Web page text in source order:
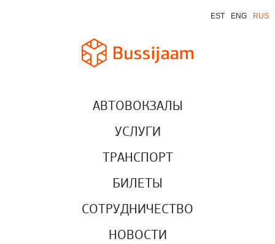
EST ENG RUS
АВТОВОКЗАЛЫ
УСЛУГИ
ТРАНСПОРТ
БИЛЕТЫ
СОТРУДНИЧЕСТВО
НОВОСТИ